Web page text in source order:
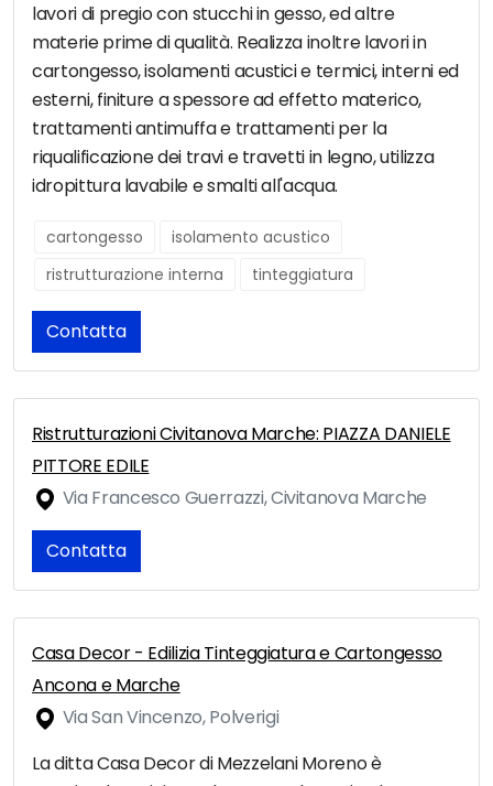
lavori di pregio con stucchi in gesso, ed altre
materie prime di qualità. Realizza inoltre lavori in
cartongesso, isolamenti acustici e termici, interni ed
esterni, finiture a spessore ad effetto materico,
trattamenti antimuffa e trattamenti per la
riqualificazione dei travi e travetti in legno, utilizza
idropittura lavabile e smalti all'acqua.
cartongesso
isolamento acustico
ristrutturazione interna
tinteggiatura
Contatta
Ristrutturazioni Civitanova Marche: PIAZZA DANIELE
PITTORE EDILE
Via Francesco Guerrazzi, Civitanova Marche
Contatta
Casa Decor - Edilizia Tinteggiatura e Cartongesso
Ancona e Marche
Via San Vincenzo, Polverigi
La ditta Casa Decor di Mezzelani Moreno è